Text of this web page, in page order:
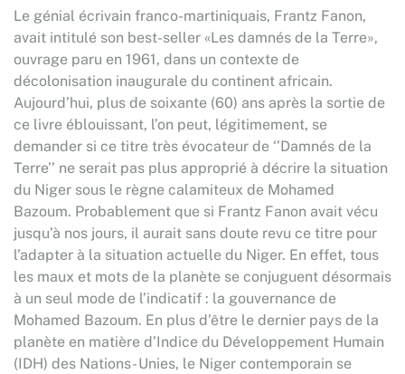
Le génial écrivain franco-martiniquais, Frantz Fanon,
avait intitulé son best-seller «Les damnés de la Terre»,
ouvrage paru en 1961, dans un contexte de
décolonisation inaugurale du continent africain.
Aujourd’hui, plus de soixante (60) ans après la sortie de
ce livre éblouissant, l’on peut, légitimement, se
demander si ce titre très évocateur de ‘’Damnés de la
Terre’’ ne serait pas plus approprié à décrire la situation
du Niger sous le règne calamiteux de Mohamed
Bazoum. Probablement que si Frantz Fanon avait vécu
jusqu’à nos jours, il aurait sans doute revu ce titre pour
l’adapter à la situation actuelle du Niger. En effet, tous
les maux et mots de la planète se conjuguent désormais
à un seul mode de l’indicatif : la gouvernance de
Mohamed Bazoum. En plus d’être le dernier pays de la
planète en matière d’Indice du Développement Humain
(IDH) des Nations- Unies, le Niger contemporain se